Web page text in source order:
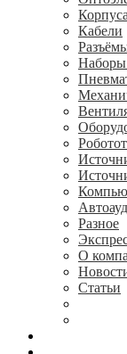
Кабели
Наборы
Разное
О
Статьи